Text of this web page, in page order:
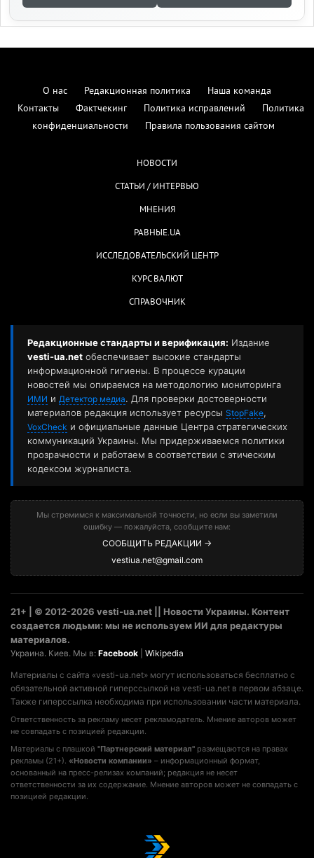
О нас Редакционная политика
Наша команда
Контакты
Фактчекинг Политика исправлений
Политика
конфиденциальности
Правила пользования сайтом
НОВОСТИ
СТАТЬИ / ИНТЕРВЬЮ
МНЕНИЯ
РАВНЫЕ.UA
ИССЛЕДОВАТЕЛЬСКИЙ ЦЕНТР
КУРС ВАЛЮТ
СПРАВОЧНИК
Редакционные стандарты и верификация: Издание
vesti-ua.net обеспечивает высокие стандарты
информационной гигиены. В процессе курации
новостей мы опираемся на методологию мониторинга
ИМИ и Детектор медиа. Для проверки достоверности
материалов редакция использует ресурсы StopFake,
VoxCheck и официальные данные Центра стратегических
коммуникаций Украины. Мы придерживаемся политики
прозрачности и работаем в соответствии с этическим
кодексом журналиста.
Мы стремимся к максимальной точности, но если вы заметили
ошибку — пожалуйста, сообщите нам:
СООБЩИТЬ РЕДАКЦИИ →
vestiua.net@gmail.com
21+ | © 2012-2026 vesti-ua.net || Новости Украины. Контент
создается людьми: мы не используем ИИ для редактуры
материалов.
Украина. Киев. Мы в: Facebook Wikipedia
Материалы с сайта «vesti-ua.net» могут использоваться бесплатно с
обязательной активной гиперссылкой на vesti-ua.net в первом абзаце.
Также гиперссылка необходима при использовании части материала.
Ответственность за рекламу несет рекламодатель. Мнение авторов может
не совпадать с позицией редакции.
Материалы с плашкой "Партнерский материал" размещаются на правах
рекламы (21+). «Новости компании» – информационный формат,
основанный на пресс-релизах компаний; редакция не несет
ответственности за их содержание. Мнение авторов может не совпадать с
позицией редакции.